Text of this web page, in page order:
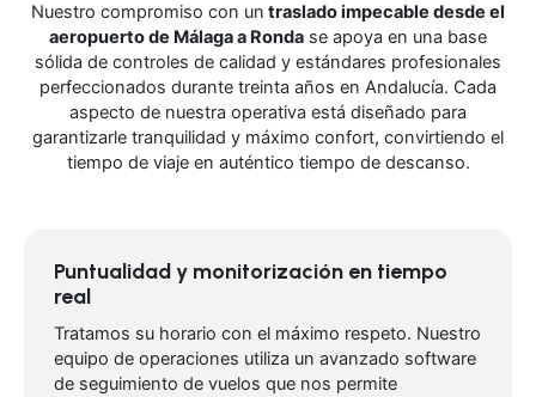
Nuestro compromiso con un traslado impecable desde el
aeropuerto de Málaga a Ronda se apoya en una base
sólida de controles de calidad y estándares profesionales
perfeccionados durante treinta años en Andalucía. Cada
aspecto de nuestra operativa está diseñado para
garantizarle tranquilidad y máximo confort, convirtiendo el
tiempo de viaje en auténtico tiempo de descanso.
Puntualidad y monitorización en tiempo
real
Tratamos su horario con el máximo respeto. Nuestro
equipo de operaciones utiliza un avanzado software
de seguimiento de vuelos que nos permite